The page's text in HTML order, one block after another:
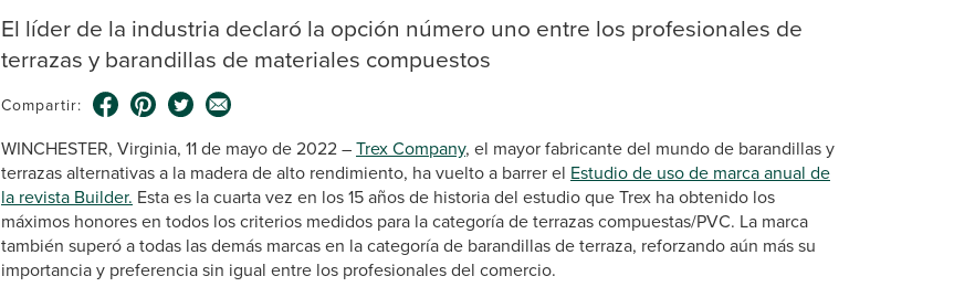
El líder de la industria declaró la opción número uno entre los profesionales de
terrazas y barandillas de materiales compuestos
Compartir:
WINCHESTER, Virginia, 11 de mayo de 2022 –Trex Company, el mayor fabricante del mundo de barandillas y
terrazas alternativas a la madera de alto rendimiento, ha vuelto a barrer el Estudio de uso de marca anual de
la revista Builder. Esta es la cuarta vez en los 15 años de historia del estudio que Trex ha obtenido los
máximos honores en todos los criterios medidos para la categoría de terrazas compuestas/PVC. La marca
también superó a todas las demás marcas en la categoría de barandillas de terraza, reforzando aún más su
importancia y preferencia sin igual entre los profesionales del comercio.